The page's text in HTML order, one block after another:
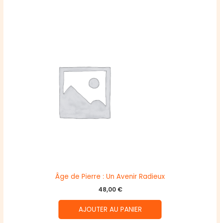
Âge de Pierre : Un Avenir Radieux
48,00 €
AJOUTER AU PANIER